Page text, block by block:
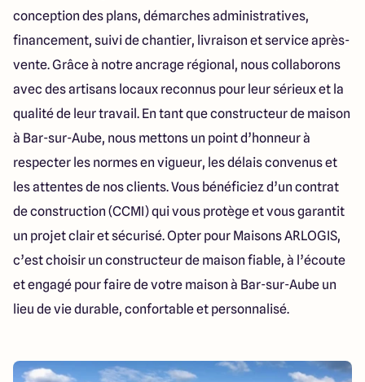
conception des plans, démarches administratives,
financement, suivi de chantier, livraison et service après-
vente. Grâce à notre ancrage régional, nous collaborons
avec des artisans locaux reconnus pour leur sérieux et la
qualité de leur travail. En tant que constructeur de maison
à Bar-sur-Aube, nous mettons un point d’honneur à
respecter les normes en vigueur, les délais convenus et
les attentes de nos clients. Vous bénéficiez d’un contrat
de construction (CCMI) qui vous protège et vous garantit
un projet clair et sécurisé. Opter pour Maisons ARLOGIS,
c’est choisir un constructeur de maison fiable, à l’écoute
et engagé pour faire de votre maison à Bar-sur-Aube un
lieu de vie durable, confortable et personnalisé.